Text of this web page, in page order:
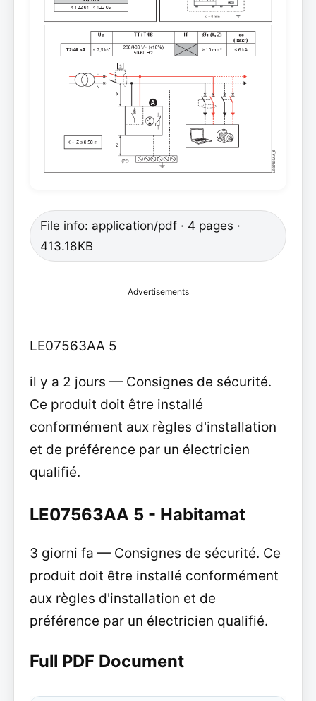
File info: application/pdf · 4 pages ·
413.18KB
Advertisements
LE07563AA 5
il y a 2 jours — Consignes de sécurité.
Ce produit doit être installé
conformément aux règles d'installation
et de préférence par un électricien
qualifié.
LE07563AA 5 - Habitamat
3 giorni fa — Consignes de sécurité. Ce
produit doit être installé conformément
aux règles d'installation et de
préférence par un électricien qualifié.
Full PDF Document